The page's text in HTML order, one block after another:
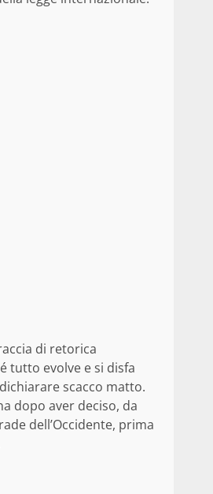
di retorica
tutto evolve e si disfa
scacco matto.
dopo aver deciso, da
dell’Occidente, prima